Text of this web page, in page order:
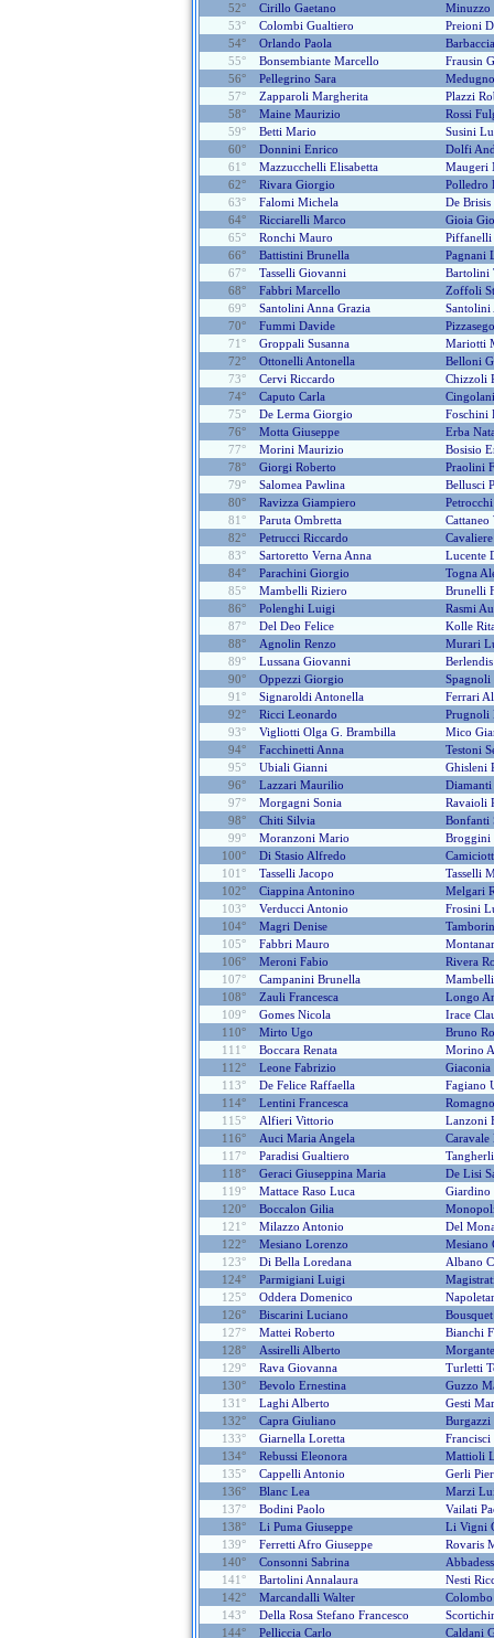
52°
Cirillo Gaetano
Minuzzo
53°
Colombi Gualtiero
Preioni
54°
Orlando Paola
55°
Bonsembiante Marcello
Frausin
56°
Pellegrino Sara
57°
Zapparoli Margherita
Plazzi
58°
Maine Maurizio
Rossi
59°
Betti Mario
Susini
60°
Donnini Enrico
Dolfi
61°
Mazzucchelli Elisabetta
Maugeri
62°
Rivara Giorgio
Polledro
63°
Falomi Michela
De Brisis
64°
Ricciarelli Marco
Gioia
65°
Ronchi Mauro
Piffanelli
66°
Battistini Brunella
Pagnani
67°
Tasselli Giovanni
Bartolini
68°
Fabbri Marcello
Zoffoli
69°
Santolini Anna Grazia
Santolini
70°
Fummi Davide
71°
Groppali Susanna
Mariotti
72°
Ottonelli Antonella
Belloni
73°
Cervi Riccardo
Chizzoli
74°
Caputo Carla
75°
De Lerma Giorgio
Foschini
76°
Motta Giuseppe
Erba
77°
Morini Maurizio
Bosisio
78°
Giorgi Roberto
Praolini
79°
Salomea Pawlina
Bellusci
80°
Ravizza Giampiero
81°
Paruta Ombretta
82°
Petrucci Riccardo
83°
Sartoretto Verna Anna
Lucente
84°
Parachini Giorgio
Togna
85°
Mambelli Riziero
Brunelli
86°
Polenghi Luigi
Rasmi
87°
Del Deo Felice
Kolle
88°
Agnolin Renzo
Murari
89°
Lussana Giovanni
90°
Oppezzi Giorgio
Spagnoli
91°
Signaroldi Antonella
Ferrari
92°
Ricci Leonardo
Prugnoli
93°
Vigliotti Olga G. Brambilla
Mico
94°
Facchinetti Anna
Testoni
95°
Ubiali Gianni
Ghisleni
96°
Lazzari Maurilio
Diamanti
97°
Morgagni Sonia
Ravaioli
98°
Chiti Silvia
Bonfanti
99°
Moranzoni Mario
Broggini
100°
Di Stasio Alfredo
101°
Tasselli Jacopo
Tasselli
102°
Ciappina Antonino
Melgari
103°
Verducci Antonio
Frosini
104°
Magri Denise
105°
Fabbri Mauro
106°
Meroni Fabio
Rivera
107°
Campanini Brunella
108°
Zauli Francesca
Longo
109°
Gomes Nicola
Irace
110°
Mirto Ugo
Bruno
111°
Boccara Renata
Morino
112°
Leone Fabrizio
113°
De Felice Raffaella
Fagiano
114°
Lentini Francesca
115°
Alfieri Vittorio
Lanzoni
116°
Auci Maria Angela
Caravale
117°
Paradisi Gualtiero
118°
Geraci Giuseppina Maria
De Lisi
119°
Mattace Raso Luca
Giardino
120°
Boccalon Gilia
121°
Milazzo Antonio
Del
122°
Mesiano Lorenzo
Mesiano
123°
Di Bella Loredana
Albano
124°
Parmigiani Luigi
125°
Oddera Domenico
126°
Biscarini Luciano
127°
Mattei Roberto
Bianchi
128°
Assirelli Alberto
129°
Rava Giovanna
Turletti
130°
Bevolo Ernestina
Guzzo
131°
Laghi Alberto
Gesti
132°
Capra Giuliano
Burgazzi
133°
Giarnella Loretta
Francisci
134°
Rebussi Eleonora
Mattioli
135°
Cappelli Antonio
Gerli
136°
Blanc Lea
Marzi
137°
Bodini Paolo
Vailati
138°
Li Puma Giuseppe
Li Vigni
139°
Ferretti Afro Giuseppe
Rovaris
140°
Consonni Sabrina
141°
Bartolini Annalaura
Nesti
142°
Marcandalli Walter
143°
Della Rosa Stefano Francesco
144°
Pelliccia Carlo Caldani